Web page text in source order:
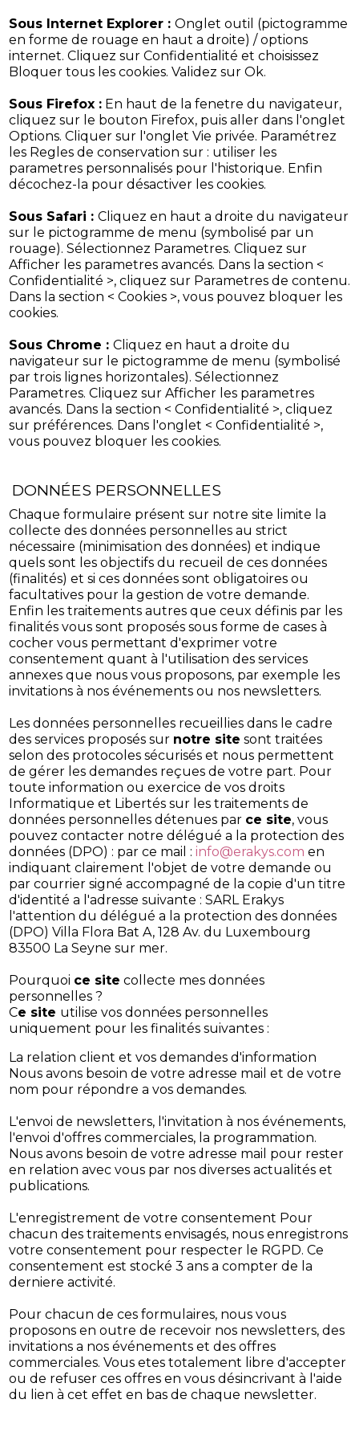
Sous Internet Explorer : Onglet outil (pictogramme
en forme de rouage en haut a droite) / options
internet. Cliquez sur Confidentialité et choisissez
Bloquer tous les cookies. Validez sur Ok.
Sous Firefox : En haut de la fenetre du navigateur,
cliquez sur le bouton Firefox, puis aller dans l'onglet
Options. Cliquer sur l'onglet Vie privée. Paramétrez
les Regles de conservation sur : utiliser les
parametres personnalisés pour l'historique. Enfin
décochez-la pour désactiver les cookies.
Sous Safari : Cliquez en haut a droite du navigateur
sur le pictogramme de menu (symbolisé par un
rouage). Sélectionnez Parametres. Cliquez sur
Afficher les parametres avancés. Dans la section <
Confidentialité >, cliquez sur Parametres de contenu.
Dans la section < Cookies >, vous pouvez bloquer les
cookies.
Sous Chrome : Cliquez en haut a droite du
navigateur sur le pictogramme de menu (symbolisé
par trois lignes horizontales). Sélectionnez
Parametres. Cliquez sur Afficher les parametres
avancés. Dans la section < Confidentialité >, cliquez
sur préférences. Dans l'onglet < Confidentialité >,
vous pouvez bloquer les cookies.
DONNÉES PERSONNELLES
Chaque formulaire présent sur notre site limite la
collecte des données personnelles au strict
nécessaire (minimisation des données) et indique
quels sont les objectifs du recueil de ces données
(finalités) et si ces données sont obligatoires ou
facultatives pour la gestion de votre demande.
Enfin les traitements autres que ceux définis par les
finalités vous sont proposés sous forme de cases à
cocher vous permettant d'exprimer votre
consentement quant à l'utilisation des services
annexes que nous vous proposons, par exemple les
invitations à nos événements ou nos newsletters.
Les données personnelles recueillies dans le cadre
des services proposés sur notre site sont traitées
selon des protocoles sécurisés et nous permettent
de gérer les demandes reçues de votre part. Pour
toute information ou exercice de vos droits
Informatique et Libertés sur les traitements de
données personnelles détenues par ce site, vous
pouvez contacter notre délégué a la protection des
données (DPO) : par ce mail : info@erakys.com en
indiquant clairement l'objet de votre demande ou
par courrier signé accompagné de la copie d'un titre
d'identité a l'adresse suivante : SARL Erakys
l'attention du délégué a la protection des données
(DPO) Villa Flora Bat A, 128 Av. du Luxembourg
83500 La Seyne sur mer.
Pourquoi ce site collecte mes données
personnelles ?
Ce site utilise vos données personnelles
uniquement pour les finalités suivantes :
La relation client et vos demandes d'information
Nous avons besoin de votre adresse mail et de votre
nom pour répondre a vos demandes.
L'envoi de newsletters, l'invitation à nos événements,
l'envoi d'offres commerciales, la programmation.
Nous avons besoin de votre adresse mail pour rester
en relation avec vous par nos diverses actualités et
publications.
L'enregistrement de votre consentement Pour
chacun des traitements envisagés, nous enregistrons
votre consentement pour respecter le RGPD. Ce
consentement est stocké 3 ans a compter de la
derniere activité.
Pour chacun de ces formulaires, nous vous
proposons en outre de recevoir nos newsletters, des
invitations a nos événements et des offres
commerciales. Vous etes totalement libre d'accepter
ou de refuser ces offres en vous désincrivant à l'aide
du lien à cet effet en bas de chaque newsletter.